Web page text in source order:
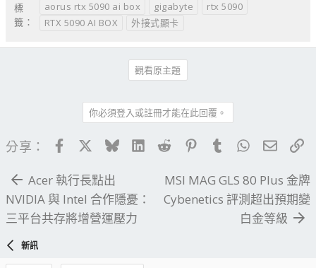
標
籤：
aorus rtx 5090 ai box gigabyte
rtx 5090
RTX 5090 AI BOX
外接式顯卡
觀看原主題
你必須登入或註冊才能在此回覆。
分享： FacebookBlueskyLinkedIn
Reddit PinterestTumblrWhatsApp
電子
Acer 執行長點出
NVIDIA 與 Intel 合作隱憂：
三平台共存將增營運壓力
MSI MAG GLS 80 Plus 金牌
Cybenetics 評測超出預期變
白金等級
新訊